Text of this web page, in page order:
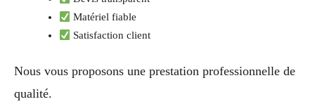
Matériel fiable
Satisfaction client
Nous vous proposons une prestation professionnelle de
qualité.